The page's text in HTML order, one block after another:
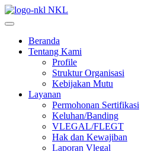
NKL
Beranda
Tentang Kami
Profile
Struktur Organisasi
Kebijakan Mutu
Layanan
Permohonan Sertifikasi
Keluhan/Banding
VLEGAL/FLEGT
Hak dan Kewajiban
Laporan Vlegal